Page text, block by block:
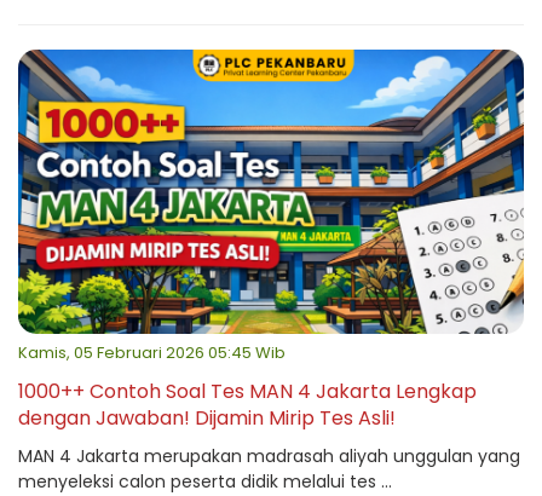
Kamis, 05 Februari 2026 05:45 Wib
1000++ Contoh Soal Tes MAN 4 Jakarta Lengkap
dengan Jawaban! Dijamin Mirip Tes Asli!
MAN 4 Jakarta merupakan madrasah aliyah unggulan yang
menyeleksi calon peserta didik melalui tes ...